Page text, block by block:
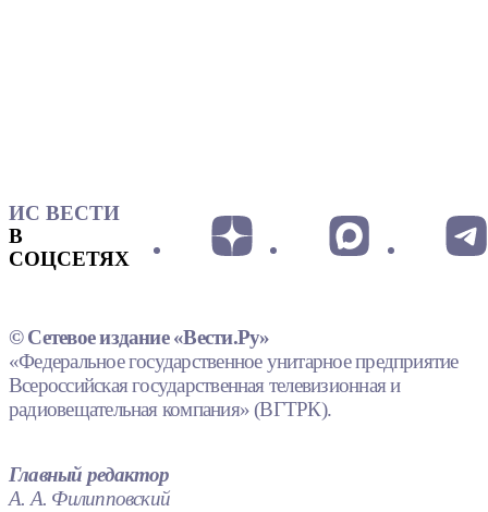
ИС ВЕСТИ
В
СОЦСЕТЯХ
© Сетевое издание «Вести.Ру»
«Федеральное государственное унитарное предприятие
Всероссийская государственная телевизионная и
радиовещательная компания» (ВГТРК).
Главный редактор
А. А. Филипповский